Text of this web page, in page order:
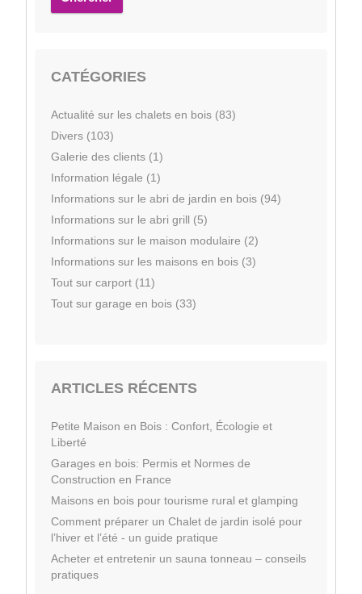
CATÉGORIES
Actualité sur les chalets en bois (83)
Divers (103)
Galerie des clients (1)
Information légale (1)
Informations sur le abri de jardin en bois (94)
Informations sur le abri grill (5)
Informations sur le maison modulaire (2)
Informations sur les maisons en bois (3)
Tout sur carport (11)
Tout sur garage en bois (33)
ARTICLES RÉCENTS
Petite Maison en Bois : Confort, Écologie et
Liberté
Garages en bois: Permis et Normes de
Construction en France
Maisons en bois pour tourisme rural et glamping
Comment préparer un Chalet de jardin isolé pour
l’hiver et l’été - un guide pratique
Acheter et entretenir un sauna tonneau – conseils
pratiques